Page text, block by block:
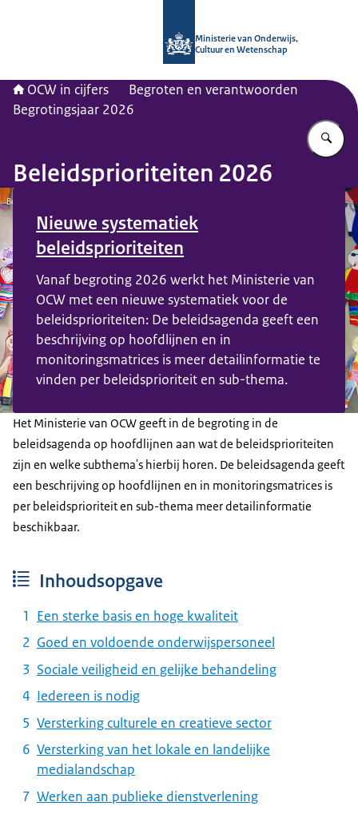
Ministerie van Onderwijs,
Cultuur en Wetenschap
OCW in cijfers
Begroten en verantwoorden
Begrotingsjaar 2026
Beleidsprioriteiten 2026
Beeld: © ANP: / Richard Brocken
Nieuwe systematiek
beleidsprioriteiten
Vanaf begroting 2026 werkt het Ministerie van
OCW met een nieuwe systematiek voor de
beleidsprioriteiten: De beleidsagenda geeft een
beschrijving op hoofdlijnen en in
monitoringsmatrices is meer detailinformatie te
vinden per beleidsprioriteit en sub-thema.
Het Ministerie van OCW geeft in de begroting in de
beleidsagenda op hoofdlijnen aan wat de beleidsprioriteiten
zijn en welke subthema's hierbij horen. De beleidsagenda geeft
een beschrijving op hoofdlijnen en in monitoringsmatrices is
per beleidsprioriteit en sub-thema meer detailinformatie
beschikbaar.
Inhoudsopgave
Een sterke basis en hoge kwaliteit
Goed en voldoende onderwijspersoneel
Sociale veiligheid en gelijke behandeling
Iedereen is nodig
Versterking culturele en creatieve sector
Versterking van het lokale en landelijke
medialandschap
Werken aan publieke dienstverlening